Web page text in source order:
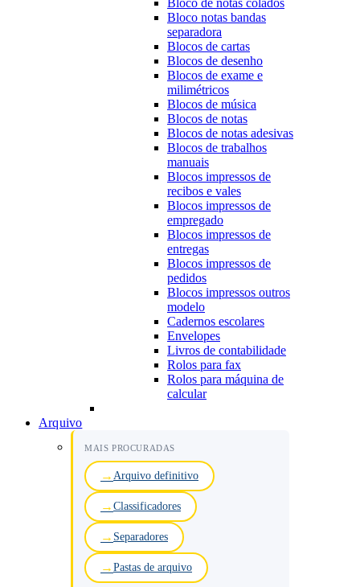
Bloco de notas colados
Bloco notas bandas
separadora
Blocos de cartas
Blocos de desenho
Blocos de exame e
milimétricos
Blocos de música
Blocos de notas
Blocos de notas adesivas
Blocos de trabalhos
manuais
Blocos impressos de
recibos e vales
Blocos impressos de
empregado
Blocos impressos de
entregas
Blocos impressos de
pedidos
Blocos impressos outros
modelo
Cadernos escolares
Envelopes
Livros de contabilidade
Rolos para fax
Rolos para máquina de
calcular
Arquivo
MAIS PROCURADAS
Arquivo definitivo
Classificadores
Separadores
Pastas de arquivo